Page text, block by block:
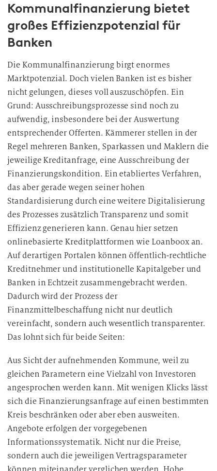
Kommunalfinanzierung bietet
großes Effizienzpotenzial für
Banken
Die Kommunalfinanzierung birgt enormes
Marktpotenzial. Doch vielen Banken ist es bisher
nicht gelungen, dieses voll auszuschöpfen. Ein
Grund: Ausschreibungsprozesse sind noch zu
aufwendig, insbesondere bei der Auswertung
entsprechender Offerten. Kämmerer stellen in der
Regel mehreren Banken, Sparkassen und Maklern die
jeweilige Kreditanfrage, eine Ausschreibung der
Finanzierungskondition. Ein etabliertes Verfahren,
das aber gerade wegen seiner hohen
Standardisierung durch eine weitere Digitalisierung
des Prozesses zusätzlich Transparenz und somit
Effizienz generieren kann. Genau hier setzen
onlinebasierte Kreditplattformen wie Loanboox an.
Auf derartigen Portalen können öffentlich-rechtliche
Kreditnehmer und institutionelle Kapitalgeber und
Banken in Echtzeit zusammengebracht werden.
Dadurch wird der Prozess der
Finanzmittelbeschaffung nicht nur deutlich
vereinfacht, sondern auch wesentlich transparenter.
Das lohnt sich für beide Seiten:
Aus Sicht der aufnehmenden Kommune, weil zu
gleichen Parametern eine Vielzahl von Investoren
angesprochen werden kann. Mit wenigen Klicks lässt
sich die Finanzierungsanfrage auf einen bestimmten
Kreis beschränken oder aber eben ausweiten.
Angebote erfolgen der vorgegebenen
Informationssystematik. Nicht nur die Preise,
sondern auch die jeweiligen Vertragsparameter